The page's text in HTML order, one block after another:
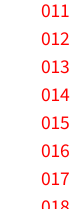
011
012
013
014
015
016
017